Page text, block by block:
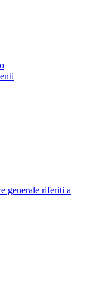
generale riferiti a